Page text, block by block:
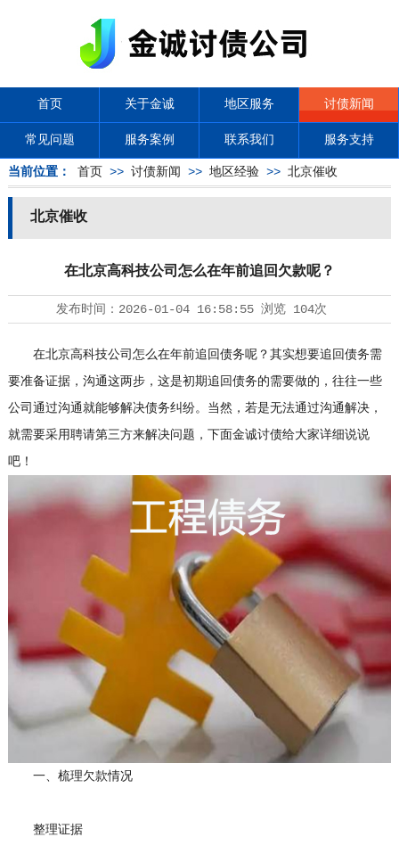
首页 关于金诚 地区服务 讨债新闻
常见问题 服务案例 联系我们 服务支持
当前位置： 首页 >> 讨债新闻 >> 地区经验>> 北京催收
北京催收
在北京高科技公司怎么在年前追回欠款呢？
发布时间： 2026-01-04 16:58:55浏览 104次
在北京高科技公司怎么在年前追回债务呢？其实想要追回债务需
要准备证据，沟通这两步，这是初期追回债务的需要做的，往往一些
公司通过沟通就能够解决债务纠纷。当然，若是无法通过沟通解决，
就需要采用聘请第三方来解决问题，下面金诚讨债给大家详细说说
吧！
一、梳理欠款情况
整理证据